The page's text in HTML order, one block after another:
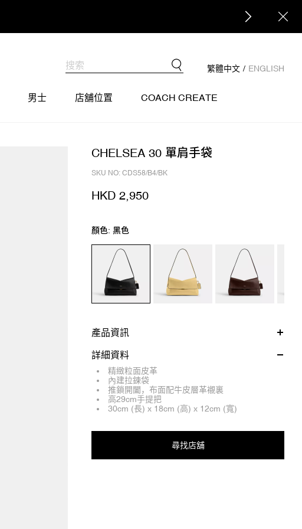
繁體中文 / ENGLISH
男士 店舖位置 COACH CREATE
CHELSEA 30 單肩手袋
SKU NO: CDS58/B4/BK
HKD 2,950
顏色: 黑色
產品資訊
詳細資料
精緻粒面皮革
內建拉鍊袋
推鎖開闔，布面配牛皮層革襯裏
高29cm手提把
30cm (長) x 18cm (高) x 12cm (寬)
尋找店舖